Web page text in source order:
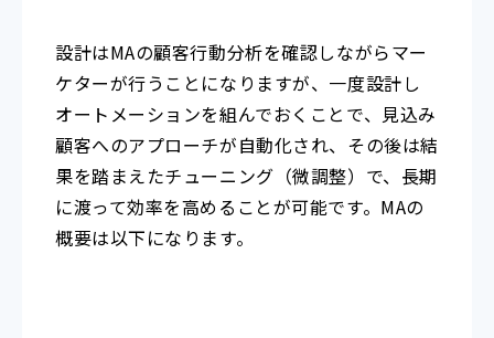
設計はMAの顧客行動分析を確認しながらマー
ケターが行うことになりますが、一度設計し
オートメーションを組んでおくことで、見込み
顧客へのアプローチが自動化され、その後は結
果を踏まえたチューニング（微調整）で、長期
に渡って効率を高めることが可能です。MAの
概要は以下になります。